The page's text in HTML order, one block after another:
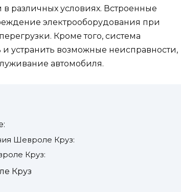
в различных условиях. Встроенные
электрооборудования при
Кроме того, система
устранить возможные неисправности,
автомобиля.
Шевроле Круз:
Круз:
Круз